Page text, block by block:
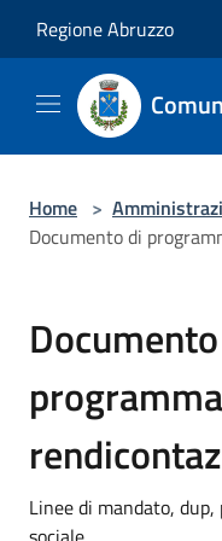
Regione Abruzzo
Home >
Documento di
Linee di mandato,